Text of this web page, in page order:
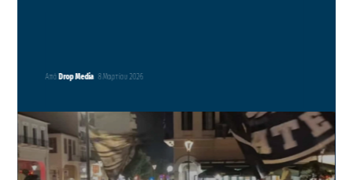
Από Drop Media 8 Μαρτίου 2026